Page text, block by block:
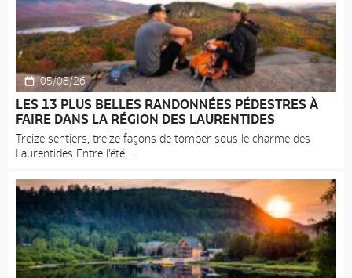
05/08/26
LES 13 PLUS BELLES RANDONNÉES PÉDESTRES À
FAIRE DANS LA RÉGION DES LAURENTIDES
Treize sentiers, treize façons de tomber sous le charme des
Laurentides Entre l’été